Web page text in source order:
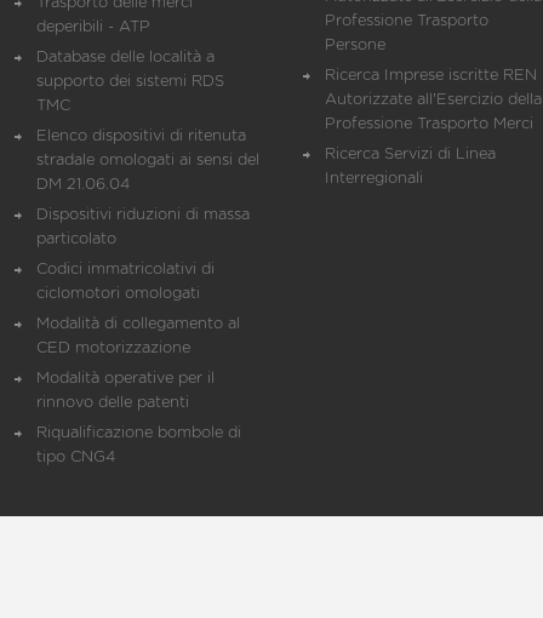
deperibili - ATP
Database delle località a
supporto dei sistemi RDS
TMC
Elenco dispositivi di ritenuta
stradale omologati ai sensi del
DM 21.06.04
Dispositivi riduzioni di massa
particolato
Codici immatricolativi di
ciclomotori omologati
Modalità di collegamento al
CED motorizzazione
Modalità operative per il
rinnovo delle patenti
Riqualificazione bombole di
tipo CNG4
Professione Trasporto
Persone
Ricerca Imprese iscritte REN
Autorizzate all'Esercizio della
Professione Trasporto Merci
Ricerca Servizi di Linea
Interregionali